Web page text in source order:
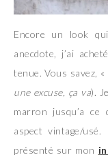
Encore un look
anecdote, j’ai
tenue. Vous savez, «
une excuse, ça va).
marron jusqu’a ce
aspect vintage/usé.
présenté sur mon